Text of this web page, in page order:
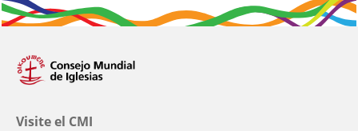
Visite el CMI